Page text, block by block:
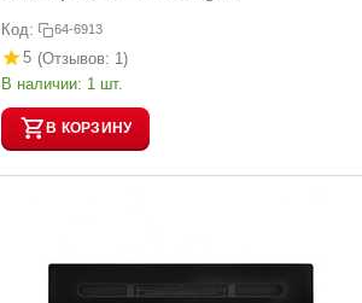
Код: 64-6913
5 (Отзывов: 1)
В наличии: 1 шт.
В КОРЗИНУ